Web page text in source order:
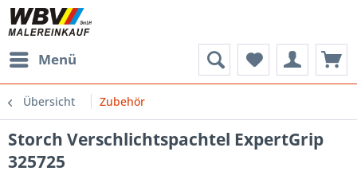
Menü
Übersicht Zubehör
Storch Verschlichtspachtel ExpertGrip
325725